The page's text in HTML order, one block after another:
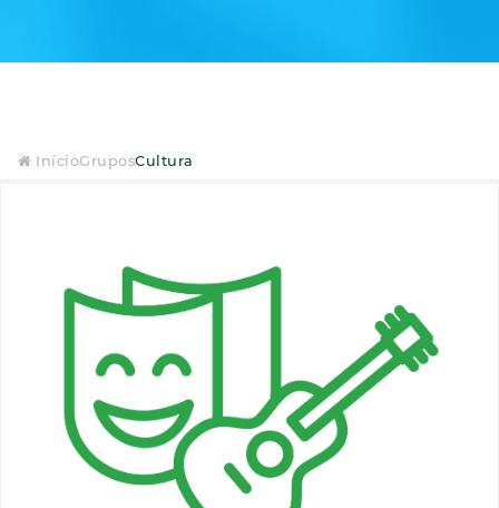
InícioGruposCultura